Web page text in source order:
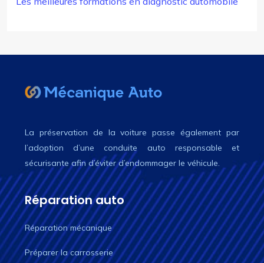
La préservation de la voiture passe également par
l’adoption d’une conduite auto responsable et
sécurisante afin d’éviter d’endommager le véhicule.
Réparation auto
Réparation mécanique
Préparer la carrosserie